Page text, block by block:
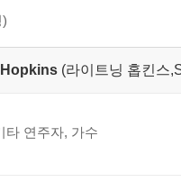
(라이트닝 홉킨스
타 연주자, 가수